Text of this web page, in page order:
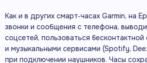
Как и в других смарт‑часах Garmin, на
звонки и сообщения с телефона,
соцсетей, пользоваться бесконтактной
и музыкальными сервисами (Spotify,
при подключении наушников. Часы